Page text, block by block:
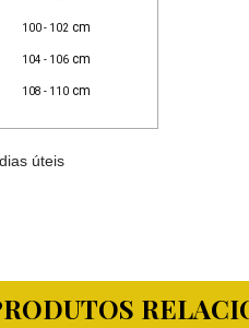
100 - 102 cm
104 - 106 cm
108 - 110 cm
úteis